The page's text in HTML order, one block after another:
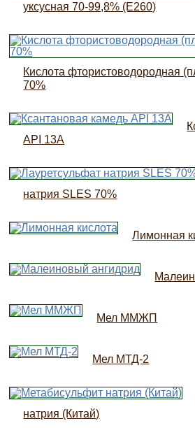
уксусная 70-99,8% (Е260)
Кислота фтористоводородная
70%
API 13A
натрия SLES 70%
Лимонная
Мел ММЖП
Мел МТД-2
натрия (Китай)